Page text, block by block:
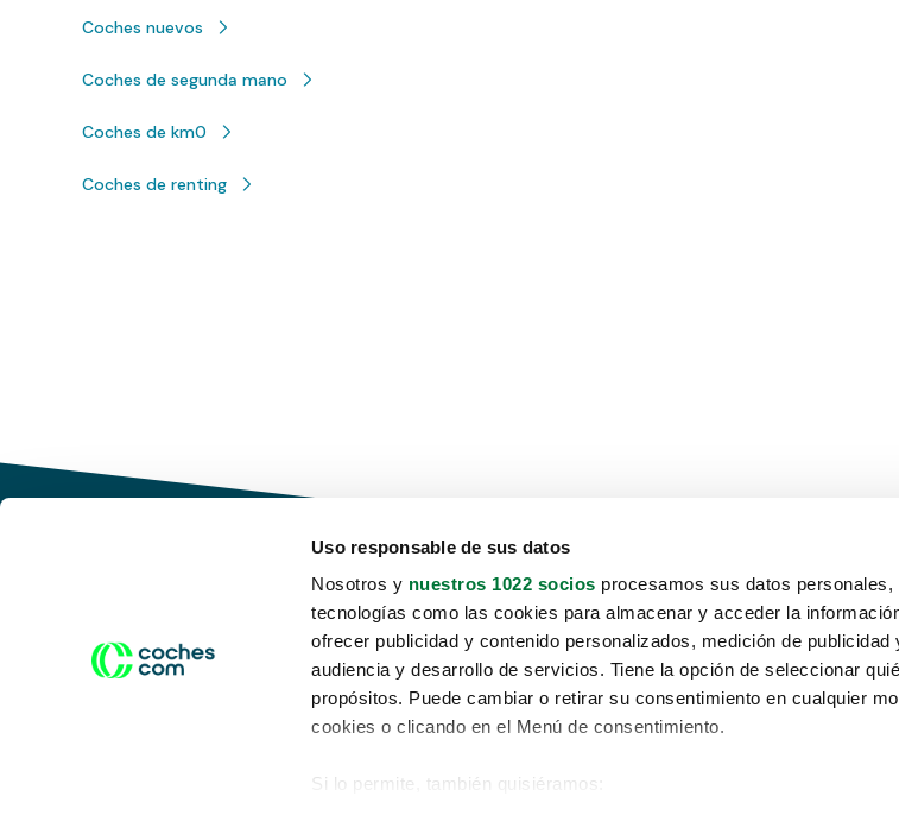
Uso responsable de sus datos
Nosotros y nuestros 1022 socios procesamos sus datos
tecnologías como las cookies para almacenar y acceder la
ofrecer publicidad y contenido personalizados, medición de
audiencia y desarrollo de servicios. Tiene la opción de seleccionar
propósitos. Puede cambiar o retirar su consentimiento en cualquier
cookies o clicando en el Menú de consentimiento.
Si lo permite, también quisiéramos:
Coches nuevos
Coches de segunda mano
Coches de km0
Coches de renting
Conduce tu futuro,
desata tu movilidad